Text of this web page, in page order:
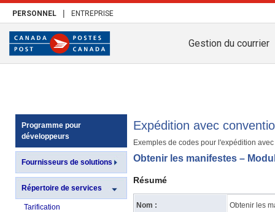
PERSONNEL | ENTREPRISE
Gestion du courrier
Programme pour
développeurs
Fournisseurs de solutions
Répertoire de services
Tarification
Expédition avec
Exemples de codes pour l'expédition
Obtenir les manifestes –
Résumé
Nom : Obtenir les